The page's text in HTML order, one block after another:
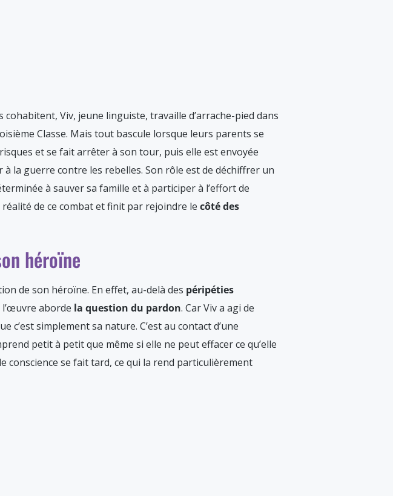
Viv, jeune linguiste, travaille d’arrache-pied dans
Classe. Mais tout bascule lorsque leurs parents se
et se fait arrêter à son tour, puis elle est envoyée
la guerre contre les rebelles. Son rôle est de déchiffrer un
à sauver sa famille et à participer à l’effort de
réalité de ce combat et finit par rejoindre le côté des
héroïne
de son héroïne. En effet, au-delà des péripéties
aborde la question du pardon. Car Viv a agi de
simplement sa nature. C’est au contact d’une
petit à petit que même si elle ne peut effacer ce qu’elle
conscience se fait tard, ce qui la rend particulièrement